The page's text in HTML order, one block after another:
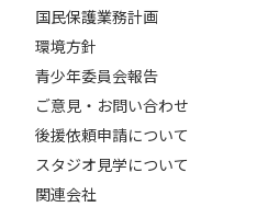
国民保護業務計画
環境方針
青少年委員会報告
ご意見・お問い合わせ
後援依頼申請について
スタジオ見学について
関連会社